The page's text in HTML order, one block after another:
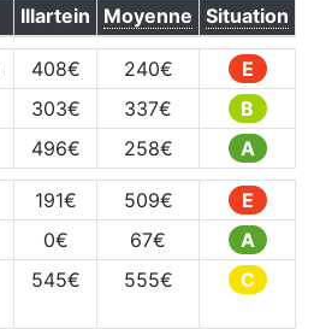
Illartein Moyenne Situation
408€ 240€
E
303€ 337€
B
496€ 258€ A
191€ 509€
E
0€ 67€
A
545€ 555€ C